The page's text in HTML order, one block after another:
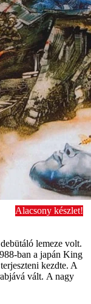
Alacsony készlet!
lemeze volt.
ban a japán King
kezdte. A
vált. A nagy